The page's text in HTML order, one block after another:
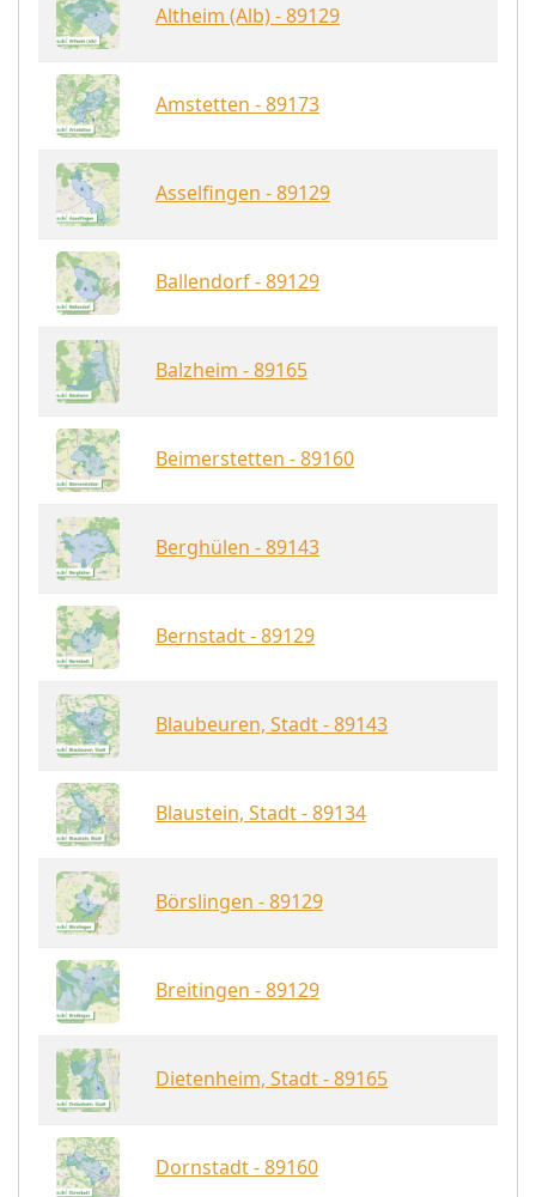
Altheim (Alb) - 89129
Amstetten - 89173
Asselfingen - 89129
Ballendorf - 89129
Balzheim - 89165
Beimerstetten - 89160
Berghülen - 89143
Bernstadt - 89129
Blaubeuren, Stadt - 89143
Blaustein, Stadt - 89134
Börslingen - 89129
Breitingen - 89129
Dietenheim, Stadt - 89165
Dornstadt - 89160